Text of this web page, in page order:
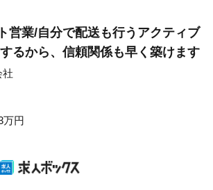
営業/自分で配送も行うアクティブ
るから、信頼関係も早く築けます
社
万円